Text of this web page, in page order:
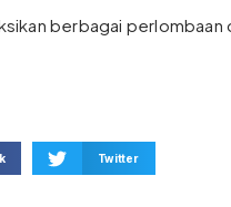
berbagai perlombaan
Twitter